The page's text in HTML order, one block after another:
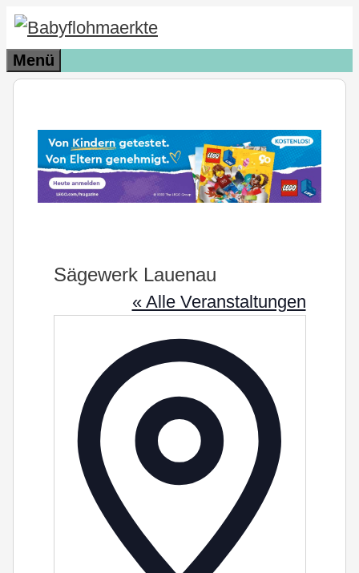
Zum
Inhalt
springen
Menü
Sägewerk Lauenau
« Alle Veranstaltungen